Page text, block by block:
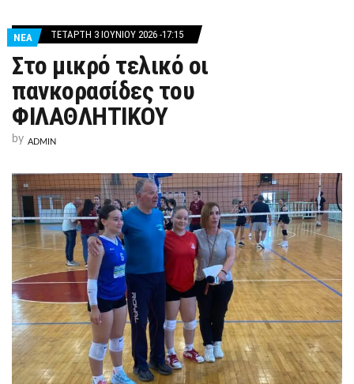
ΝΕΑ ΤΕΤΆΡΤΗ 3 ΙΟΥΝΊΟΥ 2026 -17:15
Στο μικρό τελικό οι
πανκορασίδες του
ΦΙΛΑΘΛΗΤΙΚΟΥ
by ADMIN